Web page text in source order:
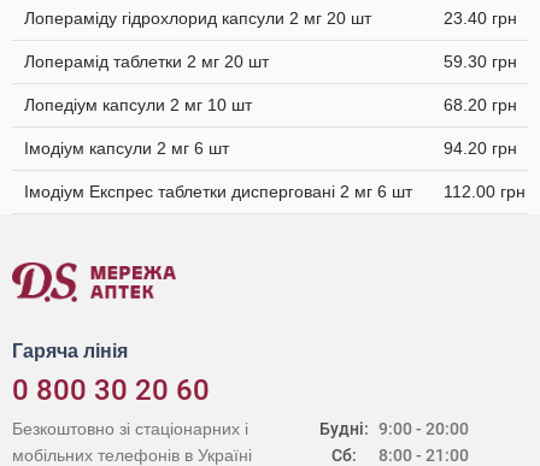
Лопераміду гідрохлорид капсули 2 мг 20 шт 23.40 грн
Лоперамід таблетки 2 мг 20 шт 59.30 грн
Лопедіум капсули 2 мг 10 шт 68.20 грн
Імодіум капсули 2 мг 6 шт 94.20 грн
Імодіум Експрес таблетки дисперговані 2 мг 6 шт 112.00 грн
Гаряча лінія
0 800 30 20 60
Будні:
Сб:
9:00 - 20:00
8:00 - 21:00
Безкоштовно зі стаціонарних і
мобільних телефонів в Україні